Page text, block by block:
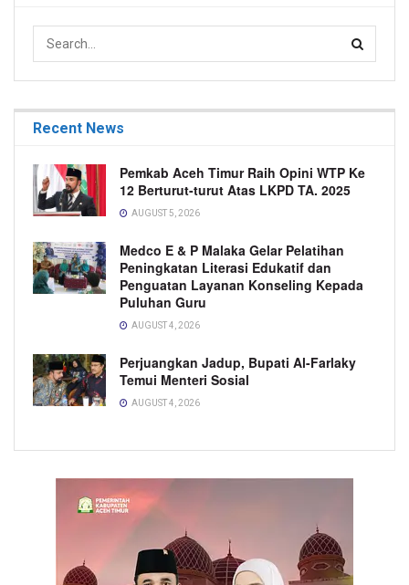
Recent News
Pemkab Aceh Timur Raih Opini WTP Ke
12 Berturut-turut Atas LKPD TA. 2025
AUGUST 5, 2026
Medco E & P Malaka Gelar Pelatihan
Peningkatan Literasi Edukatif dan
Penguatan Layanan Konseling Kepada
Puluhan Guru
AUGUST 4, 2026
Perjuangkan Jadup, Bupati Al-Farlaky
Temui Menteri Sosial
AUGUST 4, 2026